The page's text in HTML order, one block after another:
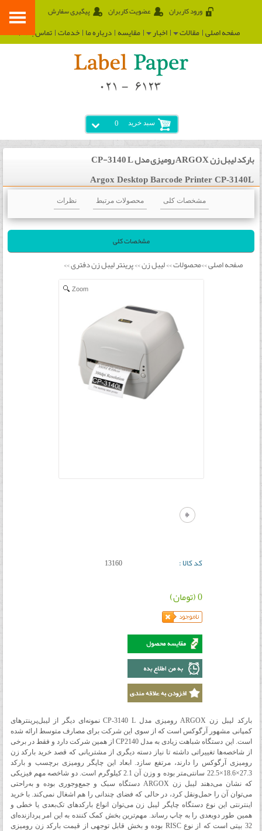
ورود کاربران عضویت کاربران پیگیری سفارش
صفحه اصلی مقالات اخبار مقایسه درباره ما خدمات تماس با ما
سبد خرید 0
بارکد لیبل زن ARGOX رومیزی مدل CP-3140 L
Argox Desktop Barcode Printer CP-3140L
مشخصات کلی محصولات مرتبط نظرات
مشخصات کلی
صفحه اصلی>>محصولات>>لیبل زن>>پرینتر لیبل زن دفتری>>
Zoom
کد کالا : 13160
0 (تومان)
بارکد لیبل زن ARGOX رومیزی مدل CP-3140 L نمونه‌ای دیگر از لیبل‌پرینترهای
کمپانی مشهور آرگوکس است که از سوی این شرکت برای مصارف متوسط ارائه شده
است. این دستگاه شباهت زیادی به مدل CP2140 از همین شرکت دارد و فقط در برخی
از شاخصه‌ها تغییراتی داشته تا نیاز دسته دیگری از مشتریانی که قصد خرید بارکد زن
رومیزی آرگوکس را دارند، مرتفع سازد. ابعاد این چاپگر رومیزی برچسب و بارکد
27.3×18.6×22.5 سانتی‌متر بوده و وزن آن 2.1 کیلوگرم است. دو شاخصه مهم فیزیکی
که نشان می‌دهند لیبل زن ARGOX دستگاه سبک و جمع‌وجوری بوده و به‌راحتی
می‌توان آن را حمل‌ونقل کرد، در حالی که فضای چندانی را هم اشغال نمی‌کند. با خرید
اینترنتی این نوع دستگاه چاپگر لیبل زن می‌توان انواع بارکدهای تک‌بعدی یا خطی و
همین طور دوبعدی را به چاپ رساند. مهم‌ترین بخش کمک‌ کننده به این امر پردازنده‌ای
32 بیتی است که از نوع RISC بوده و بخش قابل توجهی از قیمت بارکد زن رومیزی